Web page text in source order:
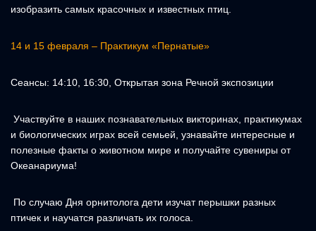
изобразить самых красочных и известных птиц.
14 и 15 февраля – Практикум «Пернатые»
Сеансы: 14:10, 16:30, Открытая зона Речной экспозиции
Участвуйте в наших познавательных викторинах, практикумах
и биологических играх всей семьей, узнавайте интересные и
полезные факты о животном мире и получайте сувениры от
Океанариума!
По случаю Дня орнитолога дети изучат перышки разных
птичек и научатся различать их голоса.